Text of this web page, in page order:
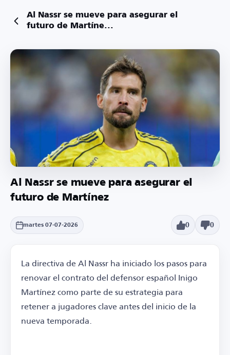
Al Nassr se mueve para asegurar el
futuro de Martíne...
Al Nassr se mueve para asegurar el
futuro de Martínez
martes 07-07-2026 0 0
La directiva de Al Nassr ha iniciado los pasos para
renovar el contrato del defensor español Inigo
Martínez como parte de su estrategia para
retener a jugadores clave antes del inicio de la
nueva temporada.